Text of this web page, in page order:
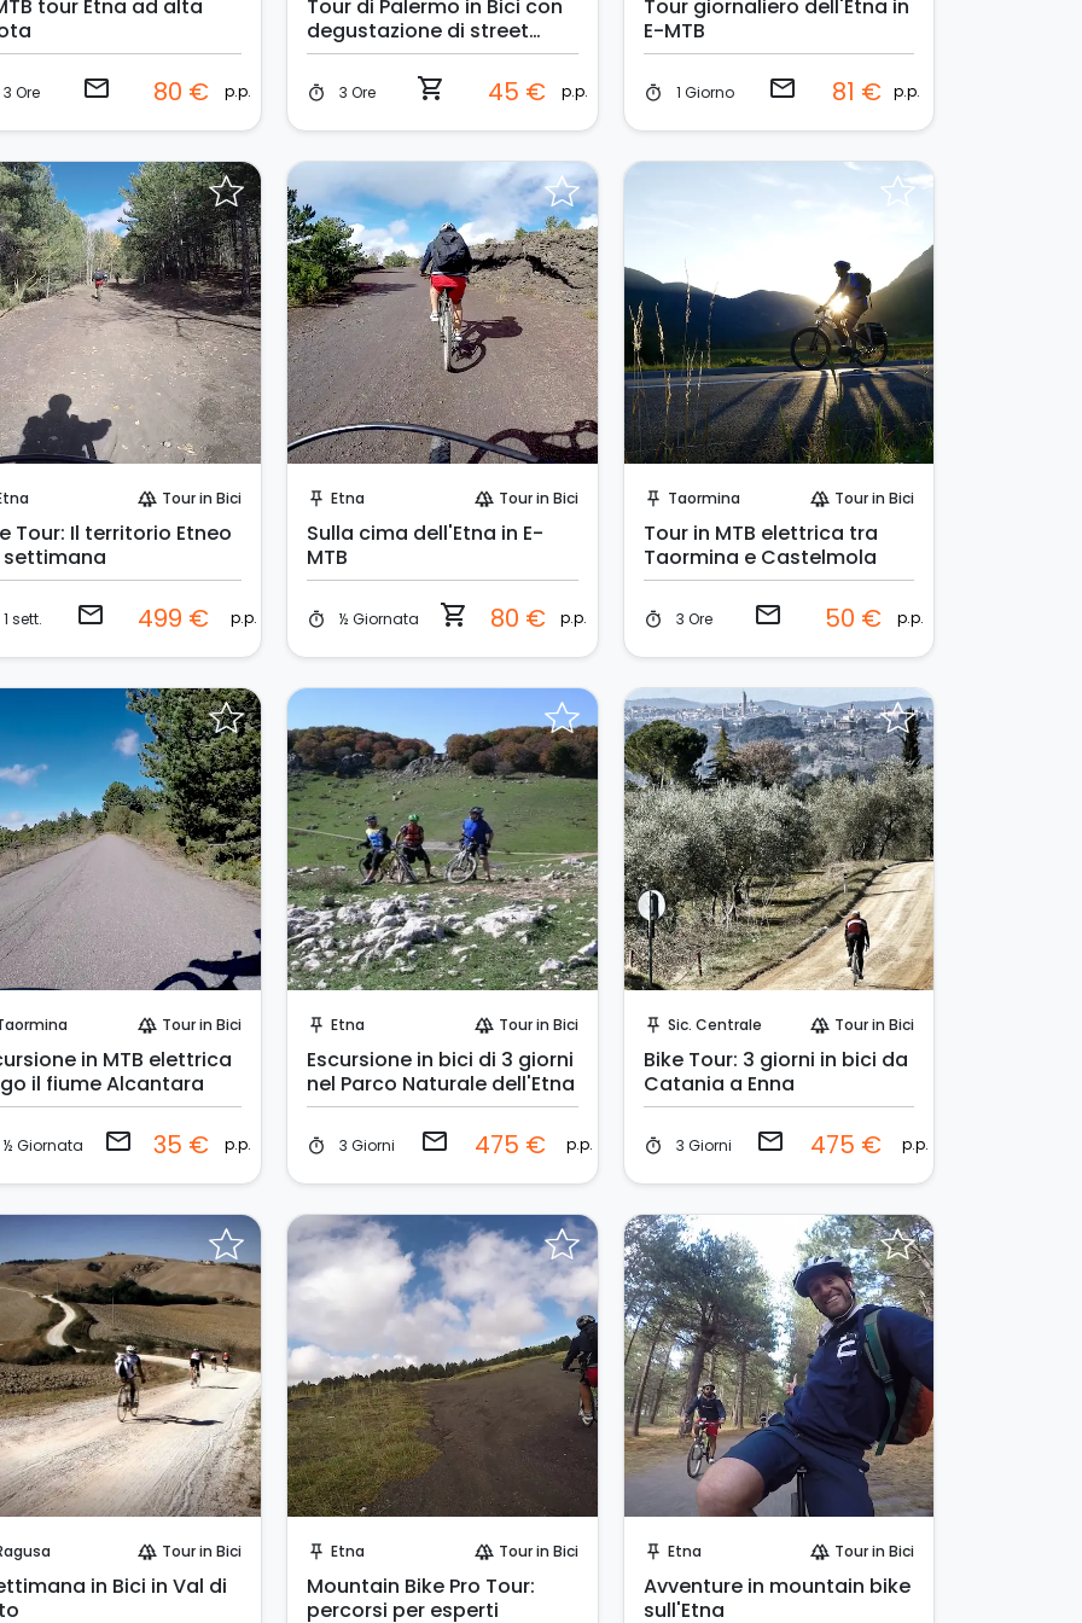
tour Etna ad alta
3 Ore email 80 € p.p.
Tour di Palermo in Bici con
degustazione di street
food
timer 3 Ore shopping_cart 45 € p.p.
Tour giornaliero dell'Etna in
E-MTB
timer 1 Giorno email 81 € p.p.
forest Tour in Bici
Tour: Il territorio Etneo
settimana
1 sett. email 499 € p.p.
push_pin Etna forest Tour in Bici
Sulla cima dell'Etna in E-
MTB
timer ½ Giornata shopping_cart 80 € p.p.
push_pin Taormina forest Tour in Bici
Tour in MTB elettrica tra
Taormina e Castelmola
timer 3 Ore email 50 € p.p.
forest Tour in Bici
in MTB elettrica
il fiume Alcantara
½ Giornata email 35 € p.p.
push_pin Etna forest Tour in Bici
Escursione in bici di 3 giorni
nel Parco Naturale dell'Etna
timer 3 Giorni email 475 € p.p.
push_pin Sic. Centrale forest Tour in Bici
Bike Tour: 3 giorni in bici da
Catania a Enna
timer 3 Giorni email 475 € p.p.
forest Tour in Bici
in Bici in Val di
push_pin Etna forest Tour in Bici
Mountain Bike Pro Tour:
percorsi per esperti
push_pin Etna forest Tour in Bici
Avventure in mountain bike
sull'Etna